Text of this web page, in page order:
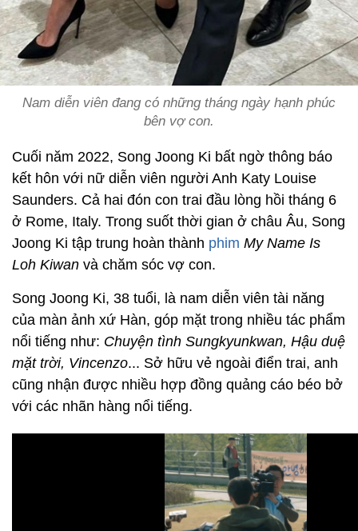
Nam diễn viên đang có những tháng ngày hạnh phúc
bên vợ con.
Cuối năm 2022, Song Joong Ki bất ngờ thông báo
kết hôn với nữ diễn viên người Anh Katy Louise
Saunders. Cả hai đón con trai đầu lòng hồi tháng 6
ở Rome, Italy. Trong suốt thời gian ở châu Âu, Song
Joong Ki tập trung hoàn thành phim My Name Is
Loh Kiwan và chăm sóc vợ con.
Song Joong Ki, 38 tuổi, là nam diễn viên tài năng
của màn ảnh xứ Hàn, góp mặt trong nhiều tác phẩm
nổi tiếng như: Chuyện tình Sungkyunkwan, Hậu duệ
mặt trời, Vincenzo... Sở hữu vẻ ngoài điển trai, anh
cũng nhận được nhiều hợp đồng quảng cáo béo bở
với các nhãn hàng nổi tiếng.